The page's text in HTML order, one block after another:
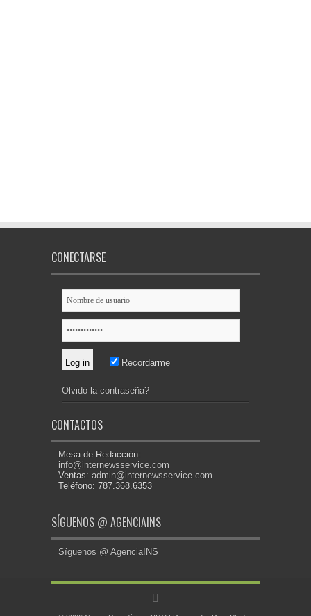
CONECTARSE
Recordarme
Olvidó la contraseña?
CONTACTOS
Mesa de Redacción:
info@internewsservice.com
Ventas: admin@internewsservice.com
Teléfono: 787.368.6353
SÍGUENOS @ AGENCIAINS
Síguenos @ AgenciaINS